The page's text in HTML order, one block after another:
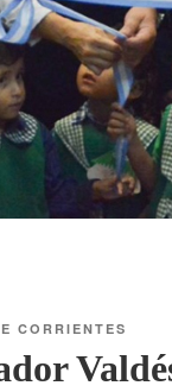
CORRIENTES